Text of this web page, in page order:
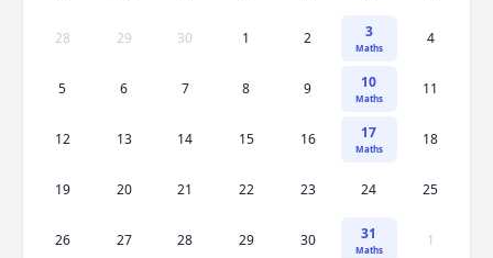
28 29 30 1 2 3
Maths 4
5 6 7 8 9 10
Maths 11
12 13 14 15 16 17
Maths 18
19 20 21 22 23 24 25
26 27 28 29 30 31
Maths 1